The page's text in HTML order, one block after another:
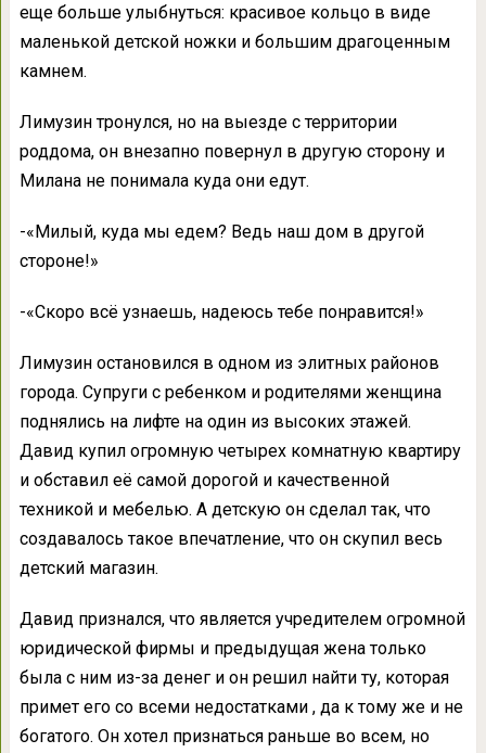
еще больше улыбнуться: красивое кольцо в виде
маленькой детской ножки и большим драгоценным
камнем.
Лимузин тронулся, но на выезде с территории
роддома, он внезапно повернул в другую сторону и
Милана не понимала куда они едут.
-«Милый, куда мы едем? Ведь наш дом в другой
стороне!»
-«Скоро всё узнаешь, надеюсь тебе понравится!»
Лимузин остановился в одном из элитных районов
города. Супруги с ребенком и родителями женщина
поднялись на лифте на один из высоких этажей.
Давид купил огромную четырех комнатную квартиру
и обставил её самой дорогой и качественной
техникой и мебелью. А детскую он сделал так, что
создавалось такое впечатление, что он скупил весь
детский магазин.
Давид признался, что является учредителем огромной
юридической фирмы и предыдущая жена только
была с ним из-за денег и он решил найти ту, которая
примет его со всеми недостатками , да к тому же и не
богатого. Он хотел признаться раньше во всем, но